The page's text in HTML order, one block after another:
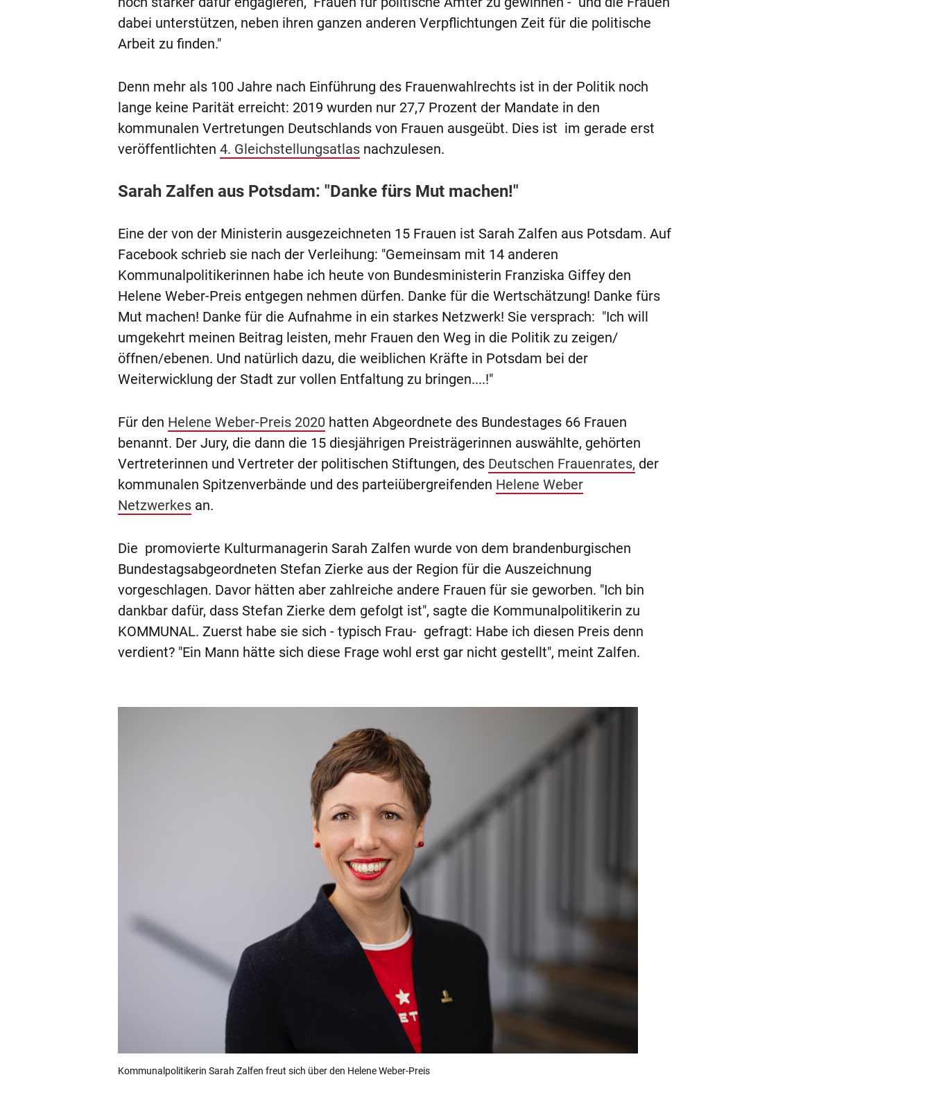
dabei unterstützen, neben ihren ganzen anderen Verpflichtungen Zeit für die politische
Arbeit zu finden."
Denn mehr als 100 Jahre nach Einführung des Frauenwahlrechts ist in der Politik noch
lange keine Parität erreicht: 2019 wurden nur 27,7 Prozent der Mandate in den
kommunalen Vertretungen Deutschlands von Frauen ausgeübt. Dies ist im gerade erst
veröffentlichten 4. Gleichstellungsatlas nachzulesen.
Sarah Zalfen aus Potsdam: "Danke fürs Mut machen!"
Eine der von der Ministerin ausgezeichneten 15 Frauen ist Sarah Zalfen aus Potsdam. Auf
Facebook schrieb sie nach der Verleihung: "Gemeinsam mit 14 anderen
Kommunalpolitikerinnen habe ich heute von Bundesministerin Franziska Giffey den
Helene Weber-Preis entgegen nehmen dürfen. Danke für die Wertschätzung! Danke fürs
Mut machen! Danke für die Aufnahme in ein starkes Netzwerk! Sie versprach: "Ich will
umgekehrt meinen Beitrag leisten, mehr Frauen den Weg in die Politik zu zeigen/
öffnen/ebenen. Und natürlich dazu, die weiblichen Kräfte in Potsdam bei der
Weiterwicklung der Stadt zur vollen Entfaltung zu bringen....!"
Für den Helene Weber-Preis 2020 hatten Abgeordnete des Bundestages 66 Frauen
benannt. Der Jury, die dann die 15 diesjährigen Preisträgerinnen auswählte, gehörten
Vertreterinnen und Vertreter der politischen Stiftungen, des Deutschen Frauenrates, der
kommunalen Spitzenverbände und des parteiübergreifenden Helene Weber
Netzwerkes an.
Die promovierte Kulturmanagerin Sarah Zalfen wurde von dem brandenburgischen
Bundestagsabgeordneten Stefan Zierke aus der Region für die Auszeichnung
vorgeschlagen. Davor hätten aber zahlreiche andere Frauen für sie geworben. "Ich bin
dankbar dafür, dass Stefan Zierke dem gefolgt ist", sagte die Kommunalpolitikerin zu
KOMMUNAL. Zuerst habe sie sich - typisch Frau- gefragt: Habe ich diesen Preis denn
verdient? "Ein Mann hätte sich diese Frage wohl erst gar nicht gestellt", meint Zalfen.
Kommunalpolitikerin Sarah Zalfen freut sich über den Helene Weber-Preis